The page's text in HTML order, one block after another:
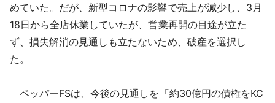
めていた。だが、新型コロナの影響で売上が減少し、3月
18日から全店休業していたが、営業再開の目途が立た
ず、損失解消の見通しも立たないため、破産を選択し
た。
ペッパーFSは、今後の見通しを「約30億円の債権をKC